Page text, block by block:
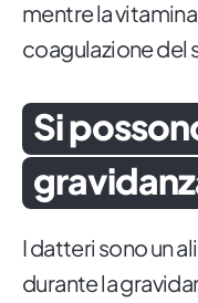
mentre la
coagulazione del
Si
I datteri sono un
durante la